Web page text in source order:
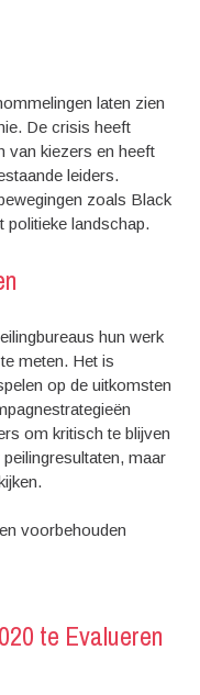
laten zien
De crisis heeft
van kiezers en heeft
leiders.
zoals Black
politieke landschap.
hun werk
meten. Het is
op de uitkomsten
om kritisch te blijven
maar
voorbehouden
te Evalueren